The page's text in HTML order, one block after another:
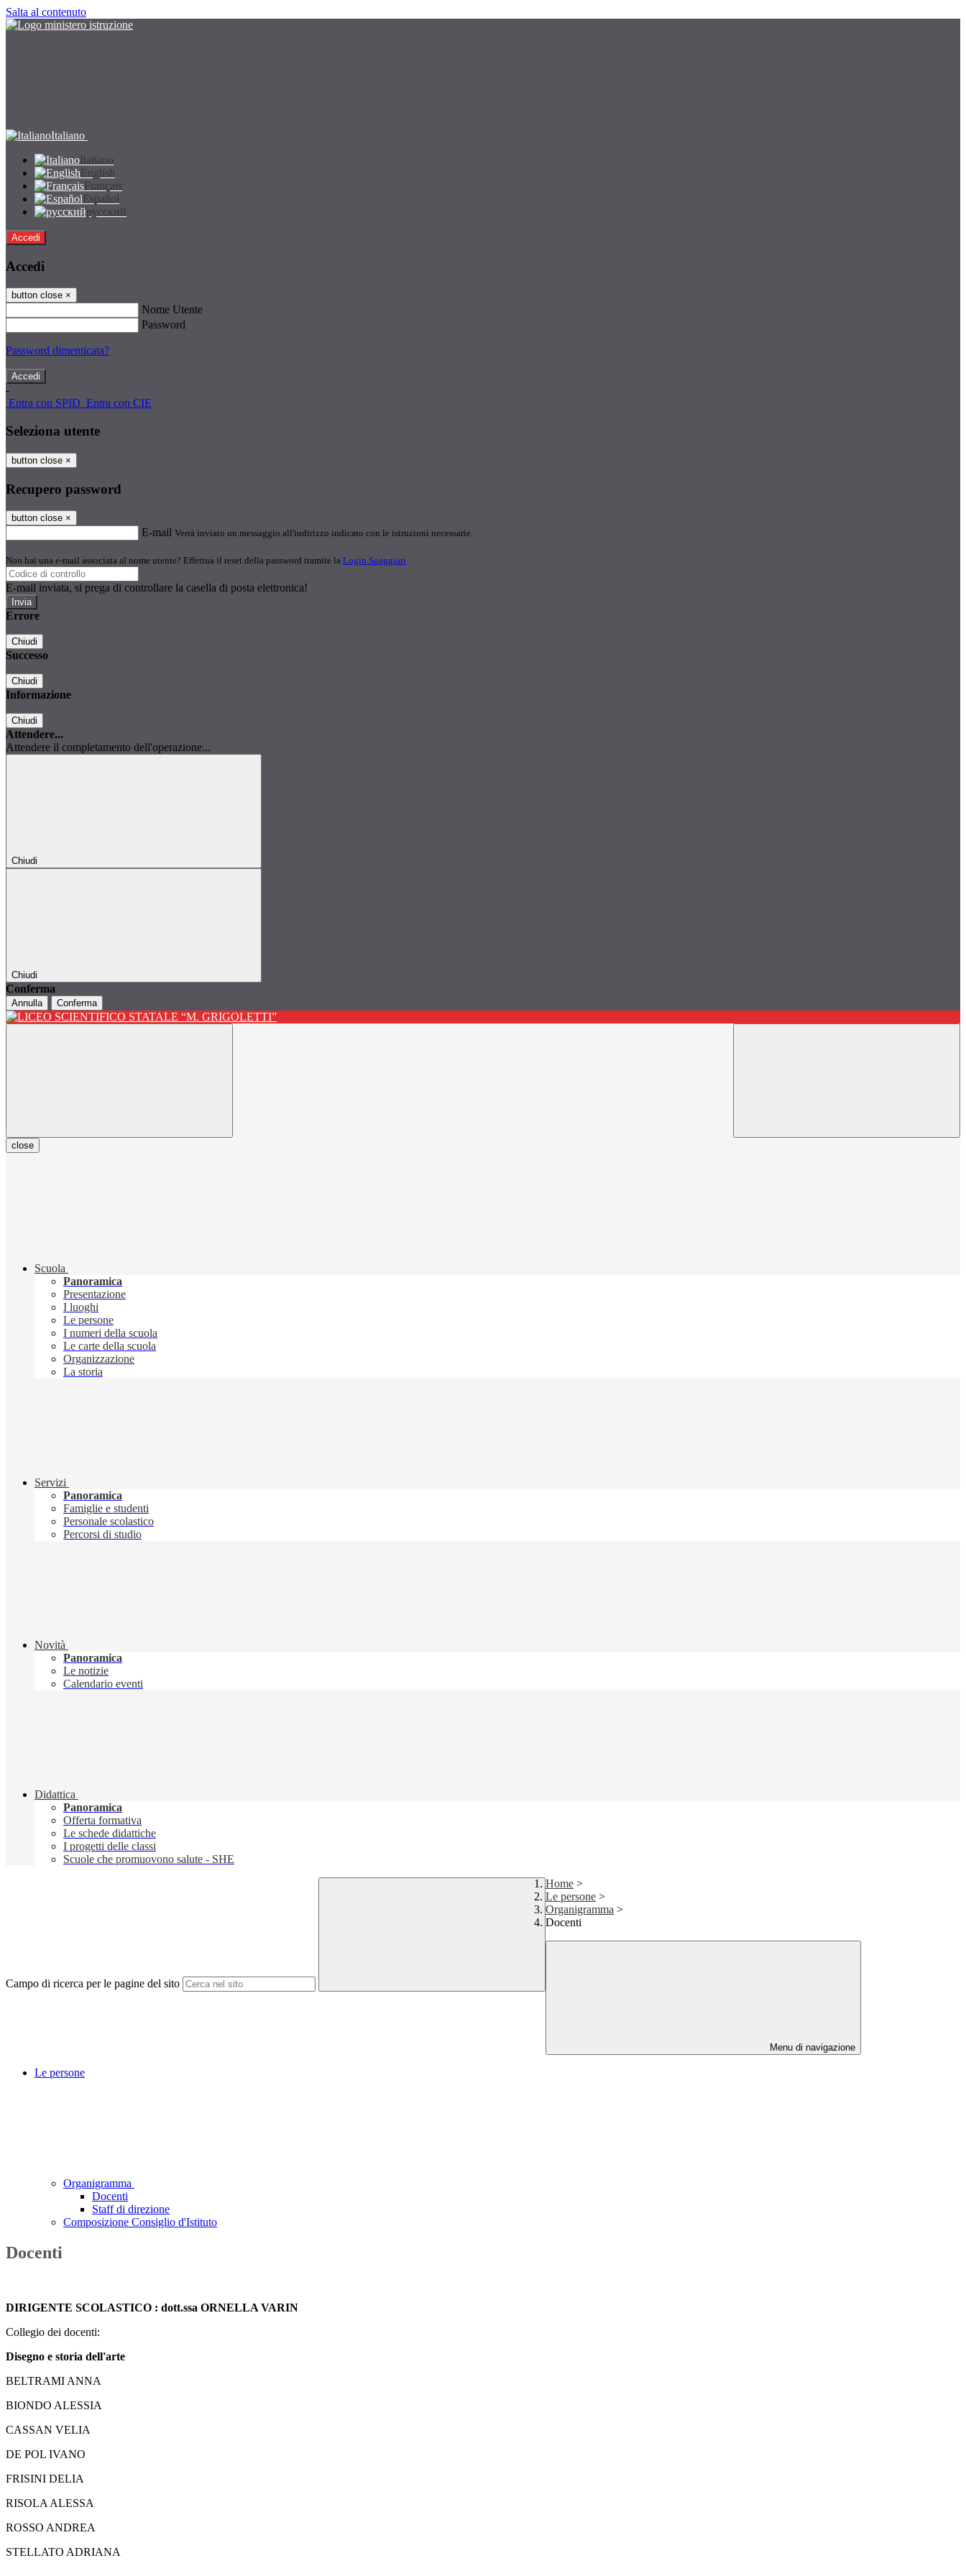
Salta al contenuto
Italiano
Italiano
English
Français
Español
русский
Accedi
Accedi
button close ×
Nome Utente
Password
Password dimenticata?
-
Entra con SPID Entra con CIE
Seleziona utente
button close ×
Recupero password
button close ×
E-mail Verrà inviato un messaggio all'indirizzo indicato con le istruzioni necessarie.
Non hai una e-mail associata al nome utente? Effettua il reset della password tramite la Login Spaggiari
E-mail inviata, si prega di controllare la casella di posta elettronica!
Errore
Chiudi
Successo
Chiudi
Informazione
Chiudi
Attendere...
Attendere il completamento dell'operazione...
Chiudi
Chiudi
Conferma
Annulla Conferma
close
Scuola
Panoramica
Presentazione
I luoghi
Le persone
I numeri della scuola
Le carte della scuola
Organizzazione
La storia
Servizi
Panoramica
Famiglie e studenti
Personale scolastico
Percorsi di studio
Novità
Panoramica
Le notizie
Calendario eventi
Didattica
Panoramica
Offerta formativa
Le schede didattiche
I progetti delle classi
Scuole che promuovono salute - SHE
Campo di ricerca per le pagine del sito
Home >
Le persone >
Organigramma >
Docenti
Menu di navigazione
Le persone
Organigramma
Docenti
Staff di direzione
Composizione Consiglio d'Istituto
Docenti
DIRIGENTE SCOLASTICO : dott.ssa ORNELLA VARIN
Collegio dei docenti:
Disegno e storia dell'arte
BELTRAMI ANNA
BIONDO ALESSIA
CASSAN VELIA
DE POL IVANO
FRISINI DELIA
RISOLA ALESSA
ROSSO ANDREA
STELLATO ADRIANA